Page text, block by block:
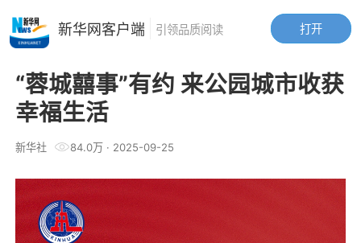
“蓉城囍事”有约 来公园城市收获
幸福生活
新华社 84.0万· 2025-09-25
打开
新华网客户端 引领品质阅读